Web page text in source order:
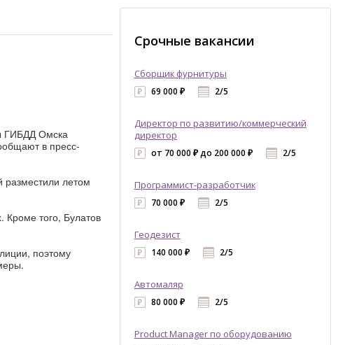
ГИБДД Омска
в пресс-
разместили летом
Кроме того, Булатов
поэтому
Срочные вакансии
Сборщик фурнитуры
69 000 ₽ 2/5
Директор по развитию/коммерческий
директор
от 70 000 ₽ до 200 000 ₽ 2/5
Программист-разработчик
70 000 ₽ 2/5
Геодезист
140 000 ₽ 2/5
Автомаляр
80 000 ₽ 2/5
Product Manager по оборудованию